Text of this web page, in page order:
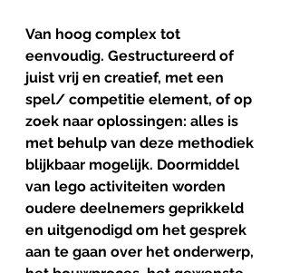
Van hoog complex tot
eenvoudig. Gestructureerd of
juist vrij en creatief, met een
spel/ competitie element, of op
zoek naar oplossingen: alles is
met behulp van deze methodiek
blijkbaar mogelijk. Doormiddel
van lego activiteiten worden
oudere deelnemers geprikkeld
en uitgenodigd om het gesprek
aan te gaan over het onderwerp,